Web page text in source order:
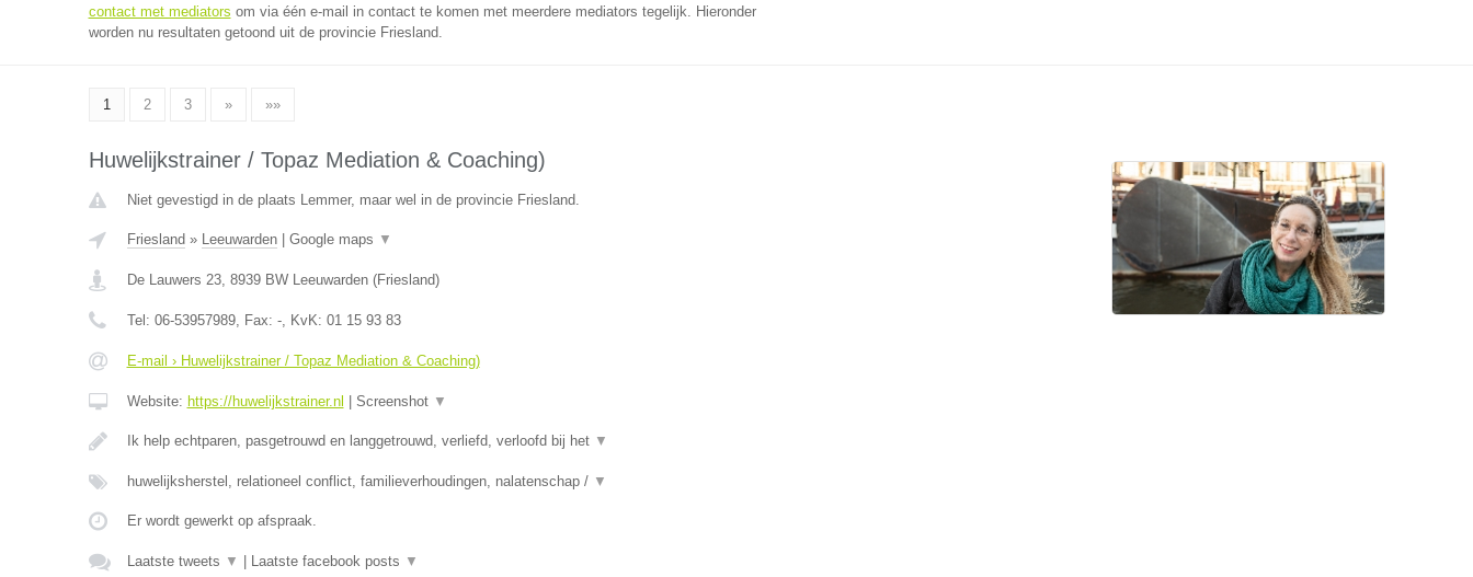
contact met mediators om via één e-mail in contact te komen met meerdere mediators tegelijk. Hieronder
worden nu resultaten getoond uit de provincie Friesland.
1 2 3 » »»
Huwelijkstrainer / Topaz Mediation & Coaching)
Niet gevestigd in de plaats Lemmer, maar wel in de provincie Friesland.
Friesland » Leeuwarden| Google maps ▼
De Lauwers 23, 8939 BW Leeuwarden(Friesland)
Tel: 06-53957989, Fax: -, KvK: 01 15 93 83
E-mail › Huwelijkstrainer / Topaz Mediation & Coaching)
Website: https://huwelijkstrainer.nl Screenshot ▼
Ik help echtparen, pasgetrouwd en langgetrouwd, verliefd, verloofd bij het ▼
huwelijksherstel, relationeel conflict, familieverhoudingen, nalatenschap / ▼
Er wordt gewerkt op afspraak.
Laatste tweets ▼ Laatste facebook posts ▼